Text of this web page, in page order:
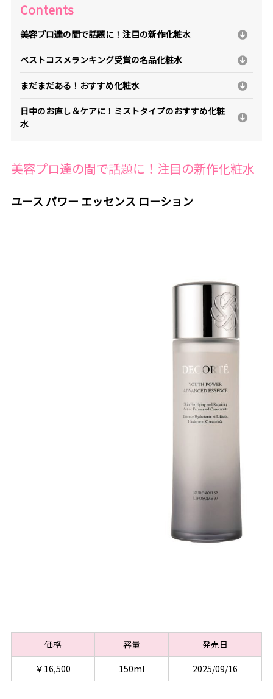
Contents
美容プロ達の間で話題に！注目の新作化粧水
ベストコスメランキング受賞の名品化粧水
まだまだある！おすすめ化粧水
日中のお直し＆ケアに！ミストタイプのおすすめ化粧
水
美容プロ達の間で話題に！注目の新作化粧水
ユース パワー エッセンス ローション
価格 容量
発売日
￥16,500
150ml 2025/09/16